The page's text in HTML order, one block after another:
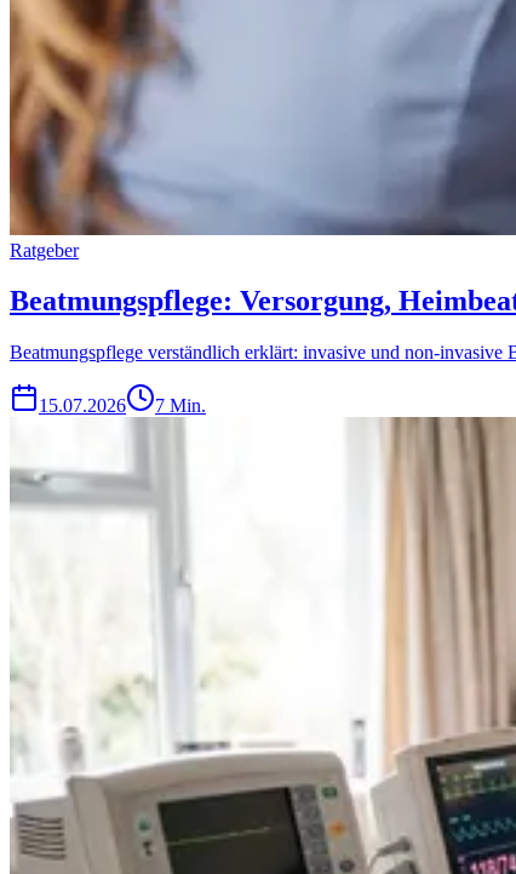
Ratgeber
Beatmungspflege: Versorgung,
Beatmungspflege verständlich erklärt: invasive und non-
15.07.2026 7 Min.